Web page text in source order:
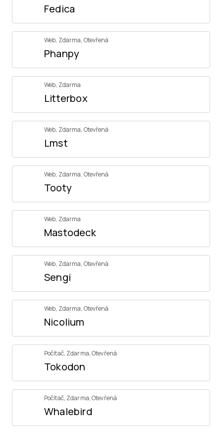
Fedica
Web, Zdarma, Otevřená
Phanpy
Web, Zdarma
Litterbox
Web, Zdarma, Otevřená
Lmst
Web, Zdarma, Otevřená
Tooty
Web, Zdarma
Mastodeck
Web, Zdarma, Otevřená
Sengi
Web, Zdarma, Otevřená
Nicolium
Počítač, Zdarma,Otevřená
Tokodon
Počítač, Zdarma,Otevřená
Whalebird